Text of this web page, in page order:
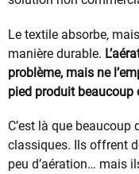
Le textile absorbe,
manière durable.
problème, mais ne
pied produit beaucoup
C’est là que
classiques. Ils offrent
peu d’aération… mais